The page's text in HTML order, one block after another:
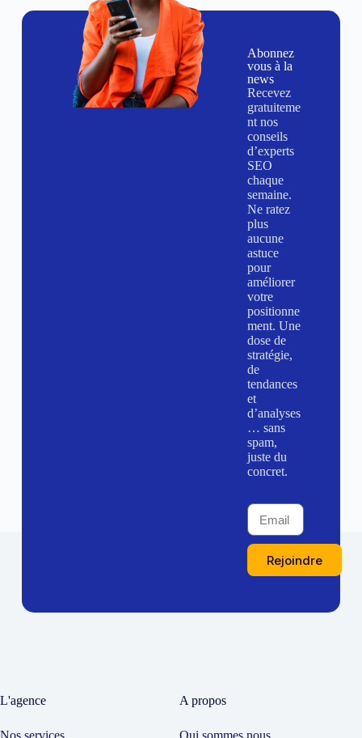
Abonnez
vous à la
news
Recevez
gratuiteme
nt nos
conseils
d’experts
SEO
chaque
semaine.
Ne ratez
plus
aucune
astuce
pour
améliorer
votre
positionne
ment. Une
dose de
stratégie,
de
tendances
et
d’analyses
… sans
spam,
juste du
concret.
Rejoindre
L'agence A propos